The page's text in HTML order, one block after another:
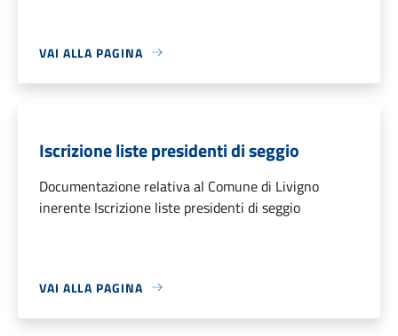
VAI ALLA PAGINA
Iscrizione liste presidenti di seggio
Documentazione relativa al Comune di Livigno
inerente Iscrizione liste presidenti di seggio
VAI ALLA PAGINA